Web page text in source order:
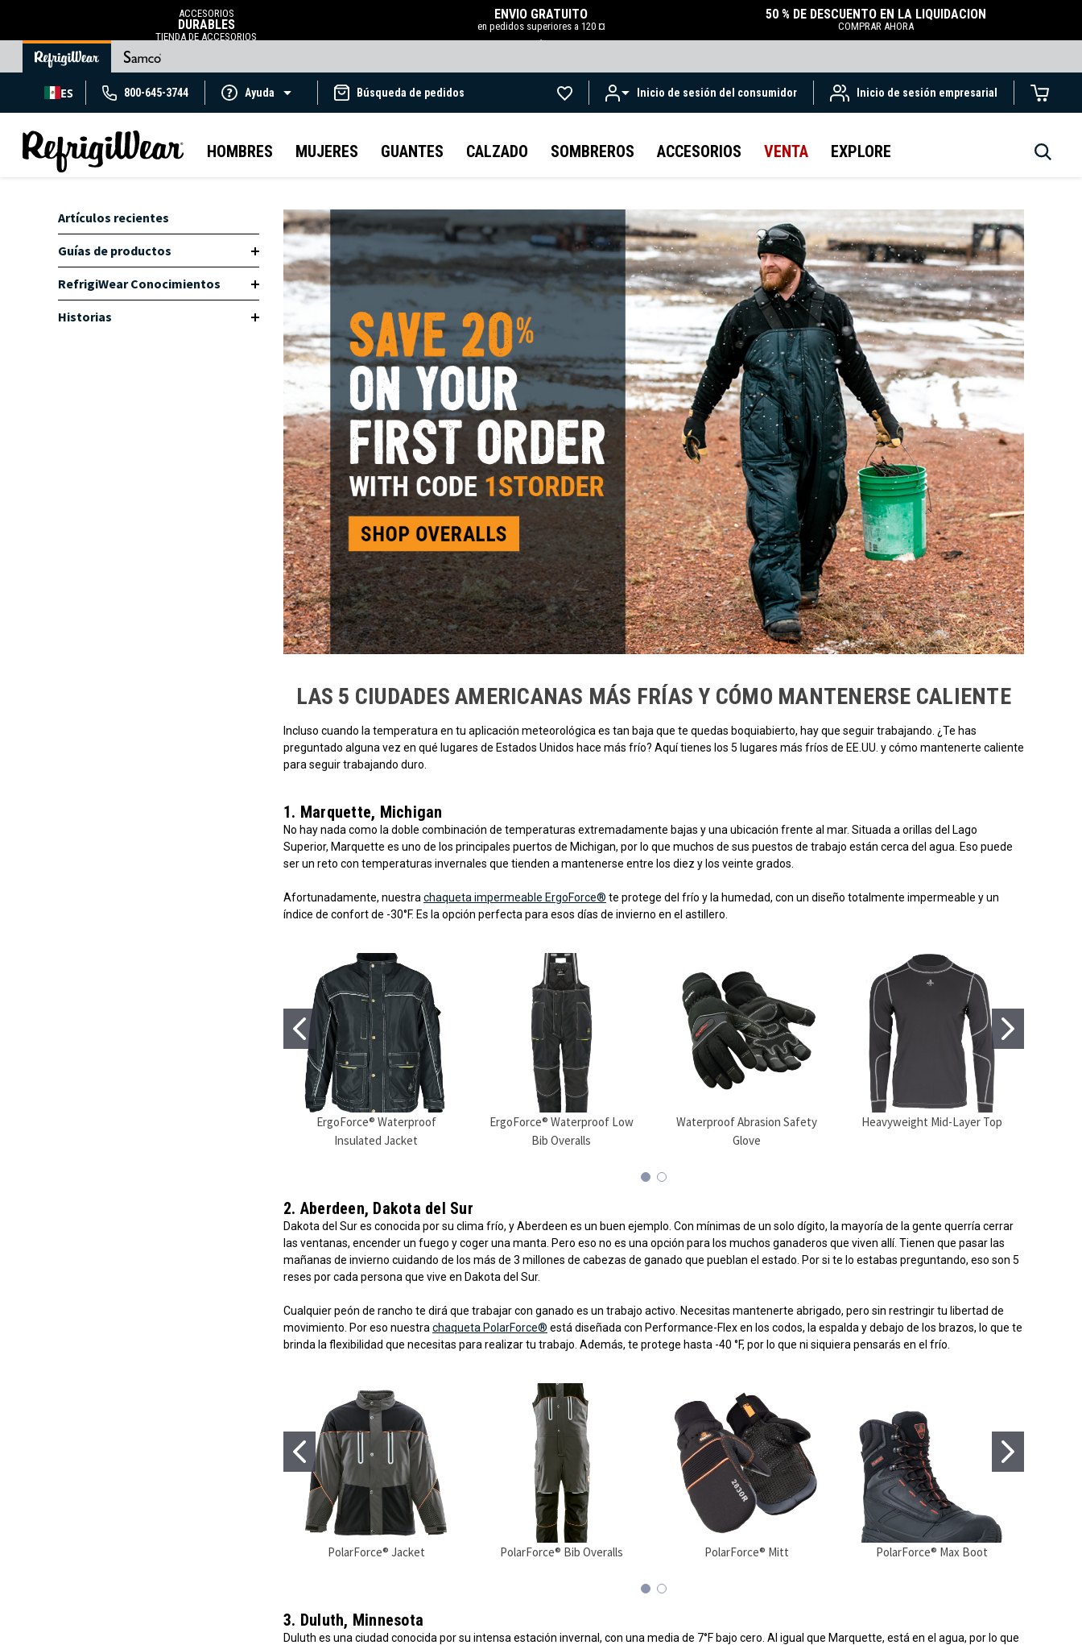
ACCESORIOS
DURABLES
TIENDA DE ACCESORIOS
ENVÍO GRATUITO
en pedidos superiores a 120 ¤
.
50 % DE DESCUENTO EN LA LIQUIDACIÓN
COMPRAR AHORA
ES 800-645-3744 Ayuda Búsqueda de pedidos Inicio de sesión del consumidor Inicio de sesión empresarial
HOMBRES MUJERES GUANTES CALZADO SOMBREROS ACCESORIOS VENTA EXPLORE
Artículos recientes
Guías de productos
RefrigiWear Conocimientos
Historias
LAS 5 CIUDADES AMERICANAS MÁS FRÍAS Y CÓMO MANTENERSE CALIENTE
Incluso cuando la temperatura en tu aplicación meteorológica es tan baja que te quedas boquiabierto, hay que seguir trabajando. ¿Te has
preguntado alguna vez en qué lugares de Estados Unidos hace más frío? Aquí tienes los 5 lugares más fríos de EE.UU. y cómo mantenerte caliente
para seguir trabajando duro.
1. Marquette, Michigan
No hay nada como la doble combinación de temperaturas extremadamente bajas y una ubicación frente al mar. Situada a orillas del Lago
Superior, Marquette es uno de los principales puertos de Michigan, por lo que muchos de sus puestos de trabajo están cerca del agua. Eso puede
ser un reto con temperaturas invernales que tienden a mantenerse entre los diez y los veinte grados.
Afortunadamente, nuestra chaqueta impermeable ErgoForce® te protege del frío y la humedad, con un diseño totalmente impermeable y un
índice de confort de -30°F. Es la opción perfecta para esos días de invierno en el astillero.
ErgoForce® Waterproof
Insulated Jacket
ErgoForce® Waterproof Low
Bib Overalls
Waterproof Abrasion Safety
Glove
Heavyweight Mid-Layer Top
2. Aberdeen, Dakota del Sur
Dakota del Sur es conocida por su clima frío, y Aberdeen es un buen ejemplo. Con mínimas de un solo dígito, la mayoría de la gente querría cerrar
las ventanas, encender un fuego y coger una manta. Pero eso no es una opción para los muchos ganaderos que viven allí. Tienen que pasar las
mañanas de invierno cuidando de los más de 3 millones de cabezas de ganado que pueblan el estado. Por si te lo estabas preguntando, eso son 5
reses por cada persona que vive en Dakota del Sur.
Cualquier peón de rancho te dirá que trabajar con ganado es un trabajo activo. Necesitas mantenerte abrigado, pero sin restringir tu libertad de
movimiento. Por eso nuestra chaqueta PolarForce® está diseñada con Performance-Flex en los codos, la espalda y debajo de los brazos, lo que te
brinda la flexibilidad que necesitas para realizar tu trabajo. Además, te protege hasta -40 °F, por lo que ni siquiera pensarás en el frío.
PolarForce® Jacket PolarForce® Bib Overalls PolarForce® Mitt PolarForce® Max Boot
3. Duluth, Minnesota
Duluth es una ciudad conocida por su intensa estación invernal, con una media de 7°F bajo cero. Al igual que Marquette, está en el agua, por lo que